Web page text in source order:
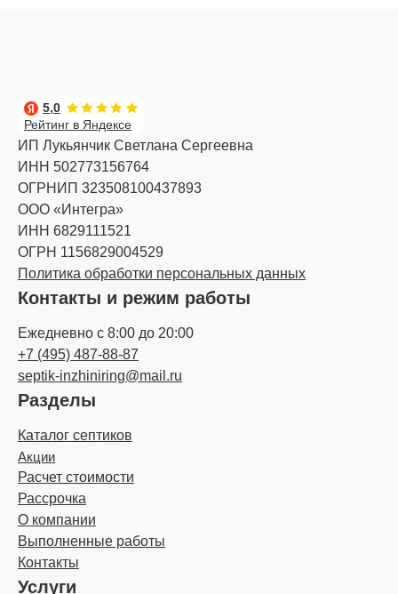
Рейтинг в Яндексе
5,0
ИП Лукьянчик Светлана Сергеевна
ИНН 502773156764
ОГРНИП 323508100437893
ООО «Интегра»
ИНН 6829111521
ОГРН 1156829004529
Политика обработки персональных данных
Контакты и режим работы
Ежедневно с 8:00 до 20:00
+7 (495) 487-88-87
septik-inzhiniring@mail.ru
Разделы
Каталог септиков
Акции
Расчет стоимости
Рассрочка
О компании
Выполненные работы
Контакты
Услуги